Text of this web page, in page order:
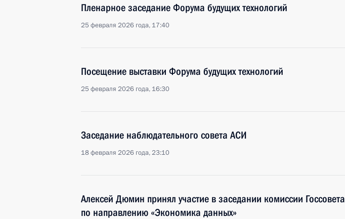
Пленарное заседание Форума будущих технологий
25 февраля 2026 года, 17:40
Посещение выставки Форума будущих технологий
25 февраля 2026 года, 16:30
Заседание наблюдательного совета АСИ
18 февраля 2026 года, 23:10
Алексей Дюмин принял участие в заседании комиссии Госсовета
по направлению «Экономика данных»